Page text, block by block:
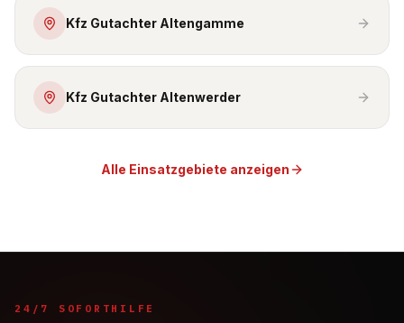
Kfz Gutachter Altengamme
Kfz Gutachter Altenwerder
Alle Einsatzgebiete anzeigen
24/7 SOFORTHILFE